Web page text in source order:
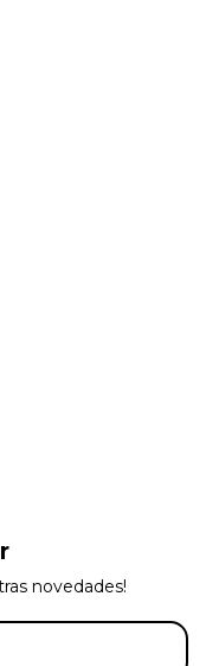
novedades!